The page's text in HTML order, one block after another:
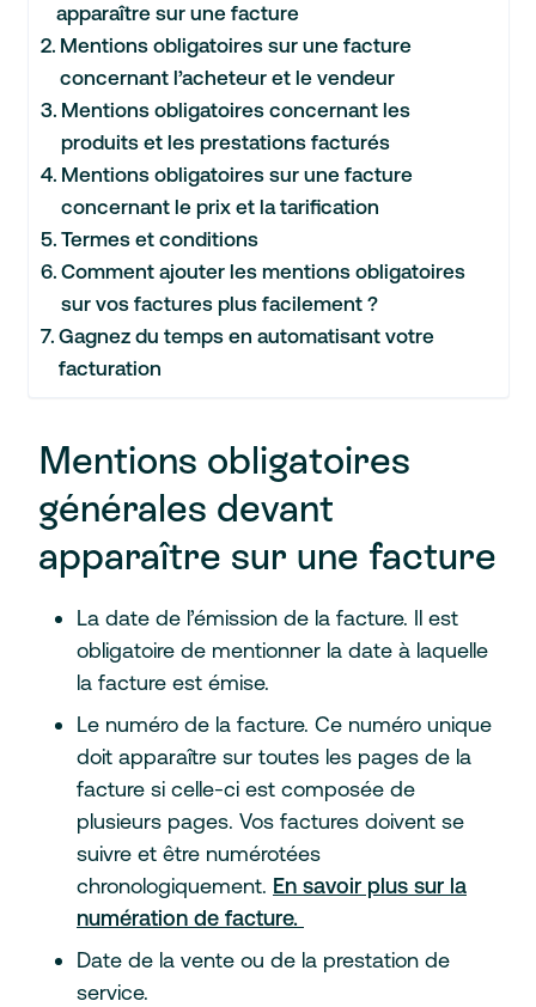
apparaître sur une facture
Mentions obligatoires sur une facture
concernant l’acheteur et le vendeur
Mentions obligatoires concernant les
produits et les prestations facturés
Mentions obligatoires sur une facture
concernant le prix et la tarification
Termes et conditions
Comment ajouter les mentions obligatoires
sur vos factures plus facilement ?
Gagnez du temps en automatisant votre
facturation
Mentions obligatoires
générales devant
apparaître sur une facture
La date de l’émission de la facture. Il est
obligatoire de mentionner la date à laquelle
la facture est émise.
Le numéro de la facture. Ce numéro unique
doit apparaître sur toutes les pages de la
facture si celle-ci est composée de
plusieurs pages. Vos factures doivent se
suivre et être numérotées
chronologiquement. En savoir plus sur la
numération de facture.
Date de la vente ou de la prestation de
service.